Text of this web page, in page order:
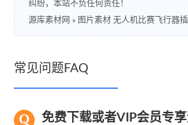
纠纷，本站不负任何责任！
源库素材网 » 图片素材 无人机比赛飞行器
常见问题FAQ
免费下载或者VIP会员专